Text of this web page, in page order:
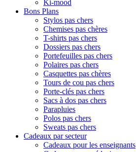
Ki-mood
Bons Plans
Stylos pas chers
Chemises pas chères
T-shirts pas chers
Dossiers pas chers
Portefeuilles pas chers
Polaires pas chers
Casquettes pas chères
Tours de cou pas chers
Porte-clés pas chers
Sacs à dos pas chers
Parapluies
Polos pas chers
Sweats pas chers
Cadeaux par secteur
Cadeaux pour les enseignants